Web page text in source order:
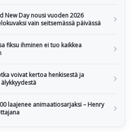
New Day nousi vuoden 2026
vain seitsemässä päivässä
fiksu ihminen ei tuo kaikkea
voivat kertoa henkisestä ja
laajenee animaatiosarjaksi – Henry